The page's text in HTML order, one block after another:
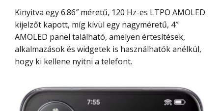
Kinyitva egy 6.86″ méretű, 120 Hz-es LTPO AMOLED
kijelzőt kapott, míg kívül egy nagyméretű, 4″
AMOLED panel található, amelyen értesítések,
alkalmazások és widgetek is használhatók anélkül,
hogy ki kellene nyitni a telefont.